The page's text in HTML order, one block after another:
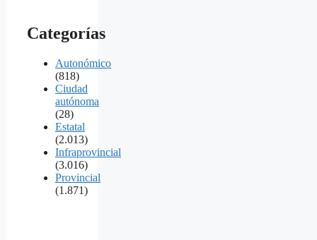
Categorías
Autonómico
(818)
Ciudad
autónoma
(28)
Estatal
(2.013)
Infraprovincial
(3.016)
Provincial
(1.871)